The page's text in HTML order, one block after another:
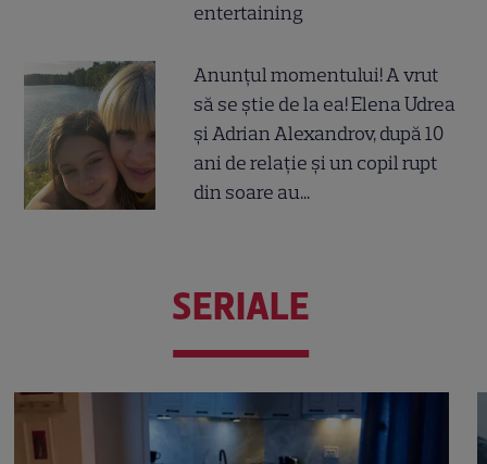
entertaining
Anunțul momentului! A vrut
să se știe de la ea! Elena Udrea
și Adrian Alexandrov, după 10
ani de relație și un copil rupt
din soare au...
SERIALE